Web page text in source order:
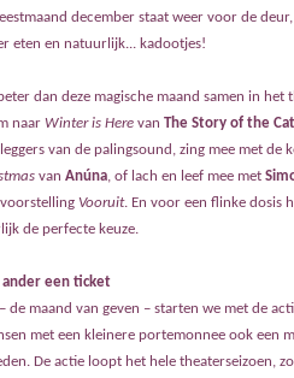
december staat weer voor de
eten en natuurlijk... kadootjes!
dan deze magische maand samen in het
naar Winter is Here van The Story of the
van de palingsound, zing mee met de
van Anúna, of lach en leef mee met
Vooruit. En voor een flinke dosis
de perfecte keuze.
ander een ticket
de maand van geven – starten we met de
met een kleinere portemonnee ook een
De actie loopt het hele theaterseizoen,